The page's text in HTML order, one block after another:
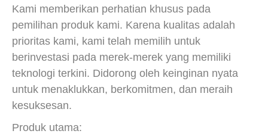
Kami memberikan perhatian khusus pada
pemilihan produk kami. Karena kualitas adalah
prioritas kami, kami telah memilih untuk
berinvestasi pada merek-merek yang memiliki
teknologi terkini. Didorong oleh keinginan nyata
untuk menaklukkan, berkomitmen, dan meraih
kesuksesan.
Produk utama: